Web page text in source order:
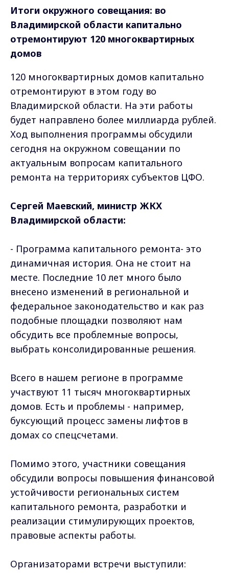
Итоги окружного совещания: во
Владимирской области капитально
отремонтируют 120 многоквартирных
домов
120 многоквартирных домов капитально
отремонтируют в этом году во
Владимирской области. На эти работы
будет направлено более миллиарда рублей.
Ход выполнения программы обсудили
сегодня на окружном совещании по
актуальным вопросам капитального
ремонта на территориях субъектов ЦФО.
Сергей Маевский, министр ЖКХ
Владимирской области:
- Программа капитального ремонта- это
динамичная история. Она не стоит на
месте. Последние 10 лет много было
внесено изменений в региональной и
федеральное законодательство и как раз
подобные площадки позволяют нам
обсудить все проблемные вопросы,
выбрать консолидированные решения.
Всего в нашем регионе в программе
участвуют 11 тысяч многоквартирных
домов. Есть и проблемы - например,
буксующий процесс замены лифтов в
домах со спецсчетами.
Помимо этого, участники совещания
обсудили вопросы повышения финансовой
устойчивости региональных систем
капитального ремонта, разработки и
реализации стимулирующих проектов,
правовые аспекты работы.
Организаторами встречи выступили: